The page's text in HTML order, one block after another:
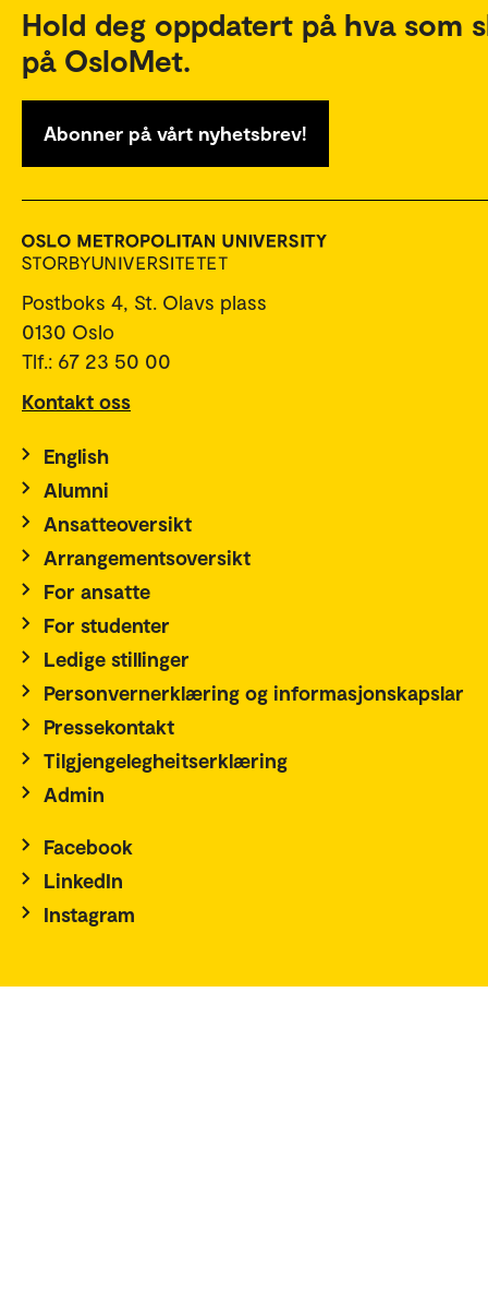
Hold deg oppdatert på hva som
på OsloMet.
Abonner på vårt nyhetsbrev!
Postboks 4, St. Olavs plass
0130 Oslo
Tlf.: 67 23 50 00
Kontakt oss
English
Alumni
Ansatteoversikt
Arrangementsoversikt
For ansatte
For studenter
Ledige stillinger
Personvernerklæring og informasjonskapslar
Pressekontakt
Tilgjengelegheitserklæring
Admin
Facebook
LinkedIn
Instagram